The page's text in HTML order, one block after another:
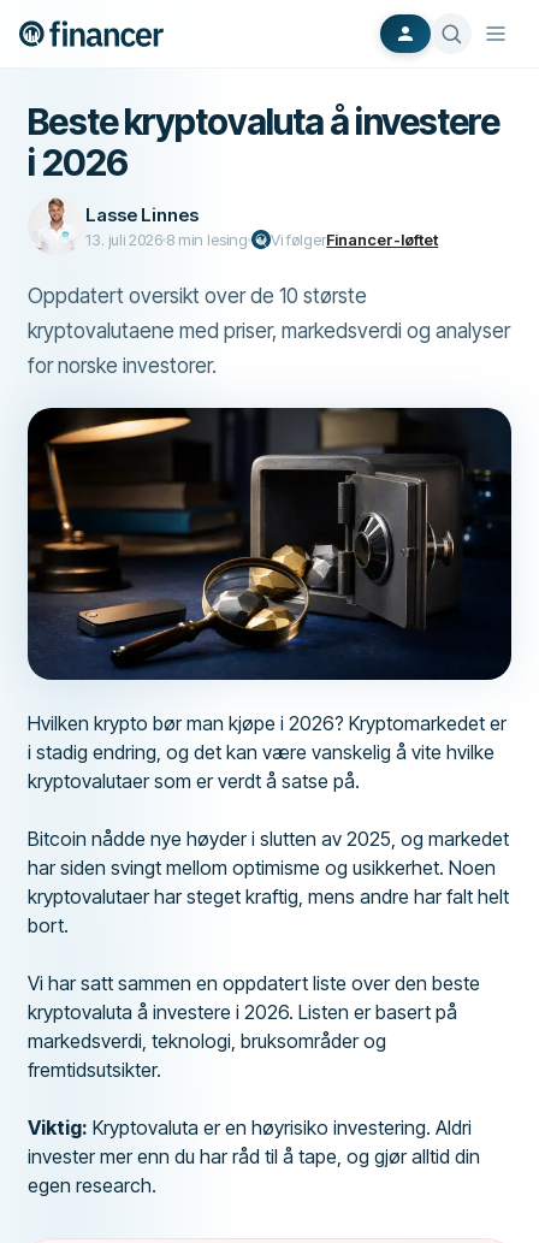
Beste kryptovaluta å investere
i 2026
Lasse Linnes
13. juli 2026 8 min lesing Vi følgerFinancer-løftet
Oppdatert oversikt over de 10 største
kryptovalutaene med priser, markedsverdi og analyser
for norske investorer.
Hvilken krypto bør man kjøpe i 2026? Kryptomarkedet er
i stadig endring, og det kan være vanskelig å vite hvilke
kryptovalutaer som er verdt å satse på.
Bitcoin nådde nye høyder i slutten av 2025, og markedet
har siden svingt mellom optimisme og usikkerhet. Noen
kryptovalutaer har steget kraftig, mens andre har falt helt
bort.
Vi har satt sammen en oppdatert liste over den beste
kryptovaluta å investere i 2026. Listen er basert på
markedsverdi, teknologi, bruksområder og
fremtidsutsikter.
Viktig: Kryptovaluta er en høyrisiko investering. Aldri
invester mer enn du har råd til å tape, og gjør alltid din
egen research.